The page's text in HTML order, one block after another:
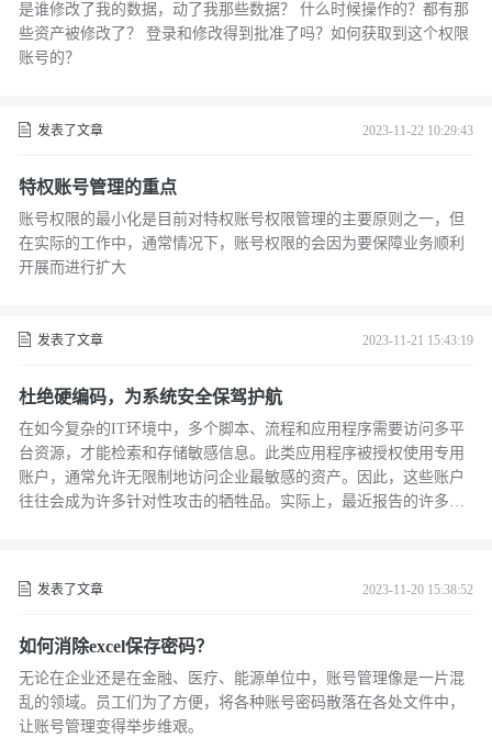
是谁修改了我的数据，动了我那些数据？ 什么时候操作的？都有那
些资产被修改了？ 登录和修改得到批准了吗？如何获取到这个权限
账号的？
发表了文章 2023-11-22 10:29:43
特权账号管理的重点
账号权限的最小化是目前对特权账号权限管理的主要原则之一，但
在实际的工作中，通常情况下，账号权限的会因为要保障业务顺利
开展而进行扩大
发表了文章 2023-11-21 15:43:19
杜绝硬编码，为系统安全保驾护航
在如今复杂的IT环境中，多个脚本、流程和应用程序需要访问多平
台资源，才能检索和存储敏感信息。此类应用程序被授权使用专用
账户，通常允许无限制地访问企业最敏感的资产。因此，这些账户
往往会成为许多针对性攻击的牺牲品。实际上，最近报告的许多复
发表了文章 2023-11-20 15:38:52
如何消除excel保存密码？
无论在企业还是在金融、医疗、能源单位中，账号管理像是一片混
乱的领域。员工们为了方便，将各种账号密码散落在各处文件中，
让账号管理变得举步维艰。